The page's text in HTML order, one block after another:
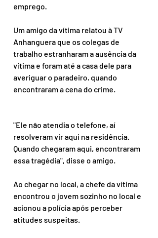
emprego.
Um amigo da vítima relatou à TV
Anhanguera que os colegas de
trabalho estranharam a ausência da
vítima e foram até a casa dele para
averiguar o paradeiro, quando
encontraram a cena do crime.
"Ele não atendia o telefone, aí
resolveram vir aqui na residência.
Quando chegaram aqui, encontraram
essa tragédia", disse o amigo.
Ao chegar no local, a chefe da vítima
encontrou o jovem sozinho no local e
acionou a polícia após perceber
atitudes suspeitas.